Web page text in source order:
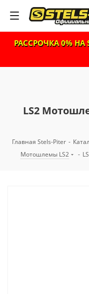
РАССРОЧКА 0% НА
LS2
Главная Stels-Piter -
Мотошлемы LS2
-